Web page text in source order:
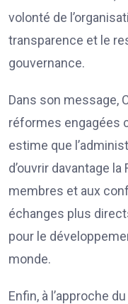
volonté de
transparence et le
gouvernance.
Dans son message,
réformes engagées
estime que
d’ouvrir davantage
membres et aux
échanges plus
pour le
monde.
Enfin, à l’approche